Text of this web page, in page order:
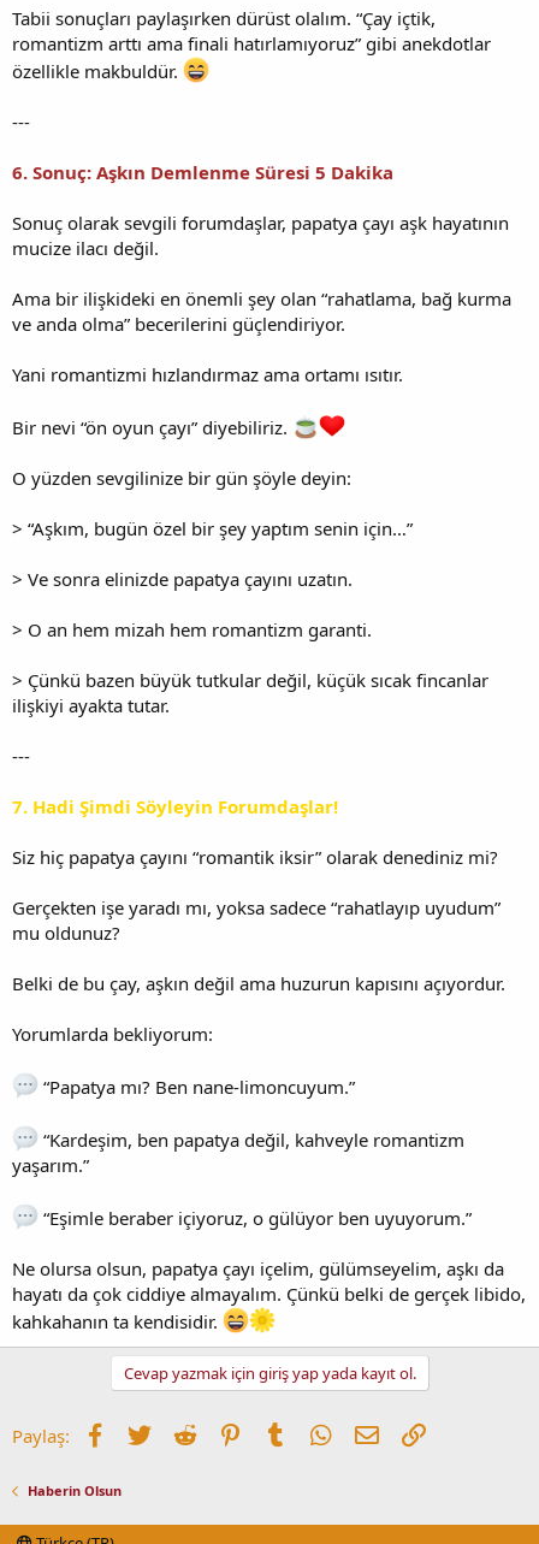
Tabii sonuçları paylaşırken dürüst olalım. “Çay içtik,
romantizm arttı ama finali hatırlamıyoruz” gibi anekdotlar
özellikle makbuldür.
---
6. Sonuç: Aşkın Demlenme Süresi 5 Dakika
Sonuç olarak sevgili forumdaşlar, papatya çayı aşk hayatının
mucize ilacı değil.
Ama bir ilişkideki en önemli şey olan “rahatlama, bağ kurma
ve anda olma” becerilerini güçlendiriyor.
Yani romantizmi hızlandırmaz ama ortamı ısıtır.
Bir nevi “ön oyun çayı” diyebiliriz.
O yüzden sevgilinize bir gün şöyle deyin:
> “Aşkım, bugün özel bir şey yaptım senin için…”
> Ve sonra elinizde papatya çayını uzatın.
> O an hem mizah hem romantizm garanti.
> Çünkü bazen büyük tutkular değil, küçük sıcak fincanlar
ilişkiyi ayakta tutar.
---
7. Hadi Şimdi Söyleyin Forumdaşlar!
Siz hiç papatya çayını “romantik iksir” olarak denediniz mi?
Gerçekten işe yaradı mı, yoksa sadece “rahatlayıp uyudum”
mu oldunuz?
Belki de bu çay, aşkın değil ama huzurun kapısını açıyordur.
Yorumlarda bekliyorum:
“Papatya mı? Ben nane-limoncuyum.”
“Kardeşim, ben papatya değil, kahveyle romantizm
yaşarım.”
“Eşimle beraber içiyoruz, o gülüyor ben uyuyorum.”
Ne olursa olsun, papatya çayı içelim, gülümseyelim, aşkı da
hayatı da çok ciddiye almayalım. Çünkü belki de gerçek libido,
kahkahanın ta kendisidir.
Cevap yazmak için giriş yap yada kayıt ol.
Paylaş: Facebook
TwitterReddit PinterestTumblrWhatsApp
E-postaLink
Haberin Olsun